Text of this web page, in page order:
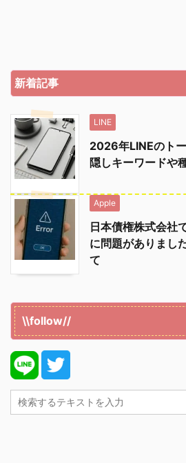
新着記事
LINE
2026年LINEのト
隠しキーワードや
Apple
日本債権株式会社
に問題がありまし
て
\\follow//